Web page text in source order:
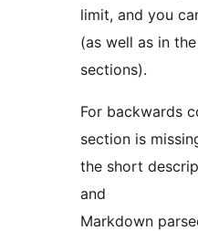
limit, and you
(as well as in
sections).
For backwards
section is
the short
and
Markdown